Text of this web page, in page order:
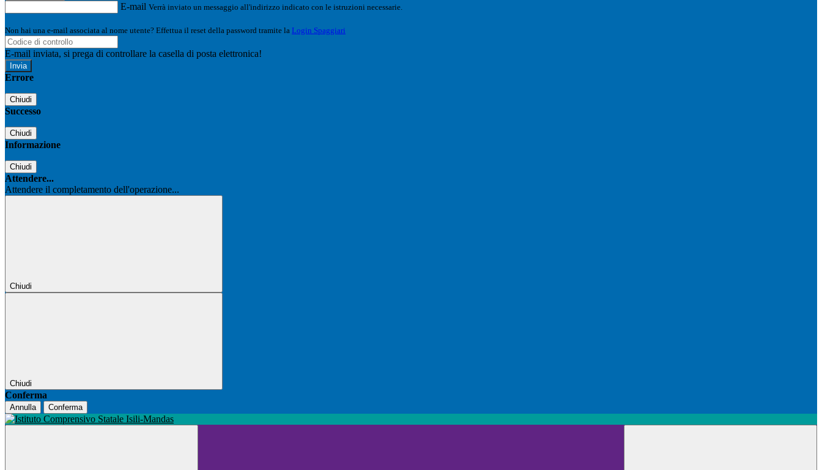
E-mail Verrà inviato un messaggio all'indirizzo indicato con le istruzioni necessarie.
Non hai una e-mail associata al nome utente? Effettua il reset della password tramite la Login Spaggiari
E-mail inviata, si prega di controllare la casella di posta elettronica!
Errore
Chiudi
Successo
Chiudi
Informazione
Chiudi
Attendere...
Attendere il completamento dell'operazione...
Chiudi
Chiudi
Conferma
Annulla Conferma